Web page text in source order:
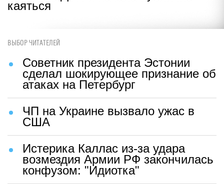
каяться
ВЫБОР ЧИТАТЕЛЕЙ
Советник президента Эстонии
сделал шокирующее признание об
атаках на Петербург
ЧП на Украине вызвало ужас в
США
Истерика Каллас из-за удара
возмездия Армии РФ закончилась
конфузом: "Идиотка"